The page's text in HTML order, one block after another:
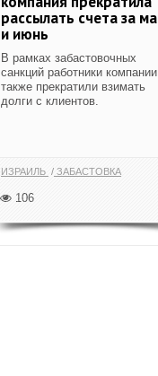
рассылать счета за
и июнь
В рамках забастовочных
санкций работники компании
также прекратили взимать
долги с клиентов.
ИЗРАИЛЬ ЗАБАСТОВКА
106